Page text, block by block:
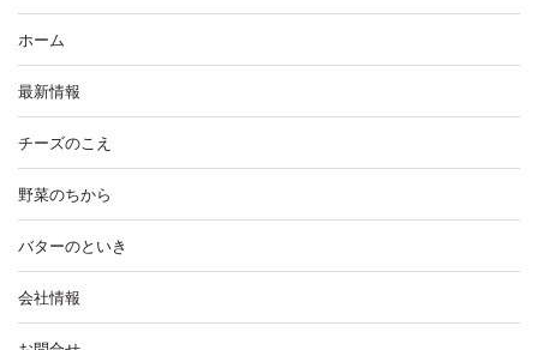
ホーム
最新情報
チーズのこえ
野菜のちから
バターのといき
会社情報